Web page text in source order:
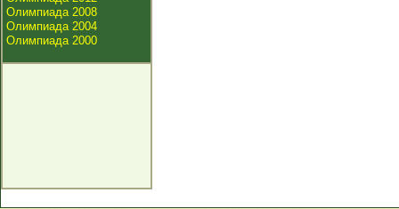
Олимпиада 2008
Олимпиада 2004
Олимпиада 2000